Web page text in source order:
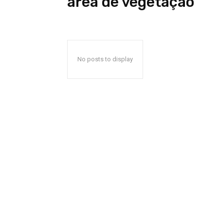
No posts to display